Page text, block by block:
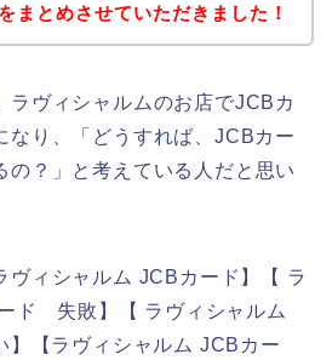
まとめさせていただきました！
ラヴィシャルムのお店でJCBカ
なり、「どうすれば、JCBカー
の？」と考えている人だと思い
ヴィシャルム JCBカード】【 ラ
ド 失敗】【 ラヴィシャルム
【ラヴィシャルム JCBカー